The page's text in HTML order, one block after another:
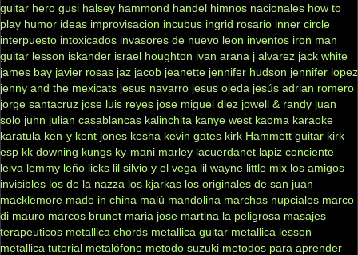
guitar hero gusi halsey hammond handel himnos nacionales how to
play humor ideas improvisacion incubus ingrid rosario inner circle
interpuesto intoxicados invasores de nuevo leon inventos iron man
guitar lesson iskander israel houghton ivan arana j alvarez jack white
james bay javier rosas jaz jacob jeanette jennifer hudson jennifer lopez
jenny and the mexicats jesus navarro jesus ojeda jesús adrian romero
jorge santacruz jose luis reyes jose miguel diez jowell & randy juan
solo juhn julian casablancas kalinchita kanye west kaoma karaoke
karatula ken-y kent jones kesha kevin gates kirk Hammett guitar kirk
esp kk downing kungs ky-mani marley lacuerdanet lapiz conciente
leiva lemmy leño licks lil silvio y el vega lil wayne little mix los amigos
invisibles los de la nazza los kjarkas los originales de san juan
macklemore made in china malú mandolina marchas nupciales marco
di mauro marcos brunet maria jose martina la peligrosa masajes
terapeuticos metallica chords metallica guitar metallica lesson
metallica tutorial metalófono metodo suzuki metodos para aprender